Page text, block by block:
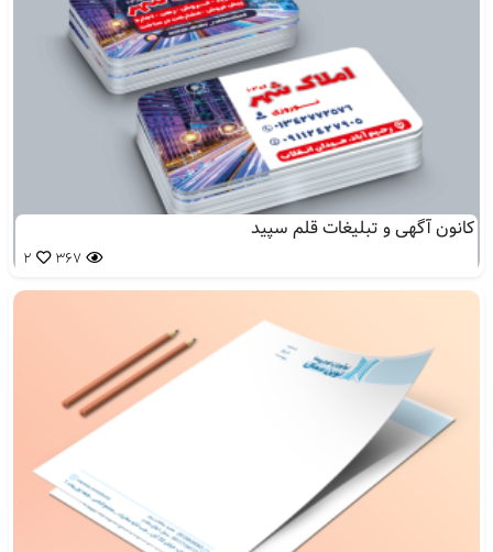
کانون آگهی و تبلیغات قلم سپید
367
2